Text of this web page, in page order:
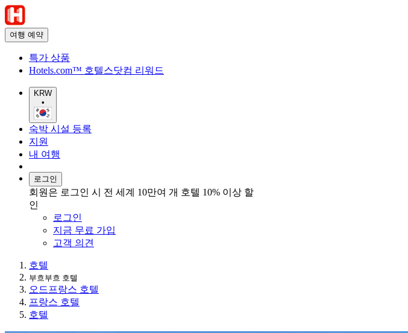
여행 예약
특가 상품
Hotels.com™ 호텔스닷컴 리워드
KRW
•
숙박 시설 등록
지원
내 여행
로그인
회원은 로그인 시 전 세계 10만여 개 호텔 10% 이상 할
인
로그인
지금 무료 가입
고객 의견
호텔
부흐부흐 호텔
오드프랑스 호텔
프랑스 호텔
호텔